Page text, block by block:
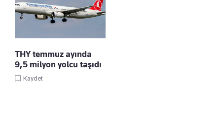
THY temmuz ayında
9,5 milyon yolcu taşıdı
Kaydet